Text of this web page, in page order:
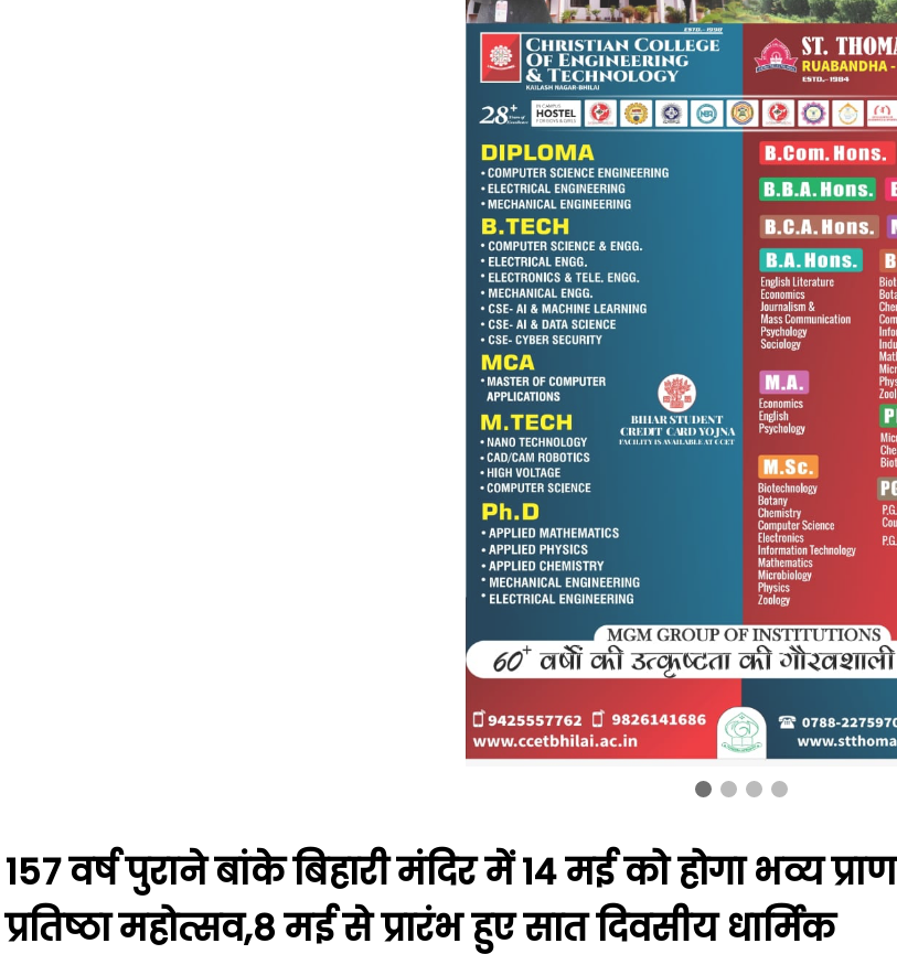
157 वर्ष पुराने बांके बिहारी मंदिर में 14 मई को होगा भव्य प्राण
प्रतिष्ठा महोत्सव,8 मई से प्रारंभ हुए सात दिवसीय धार्मिक